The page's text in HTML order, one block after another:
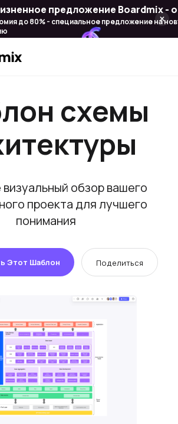
предложение Boardmix -
до 80% - специальное предложение на
агентов
UI/UX
SMART-целей
Схема
схемы
обзор вашего
проекта для лучшего
понимания
Этот Шаблон Поделиться